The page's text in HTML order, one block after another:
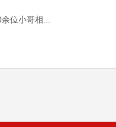
位小哥相...